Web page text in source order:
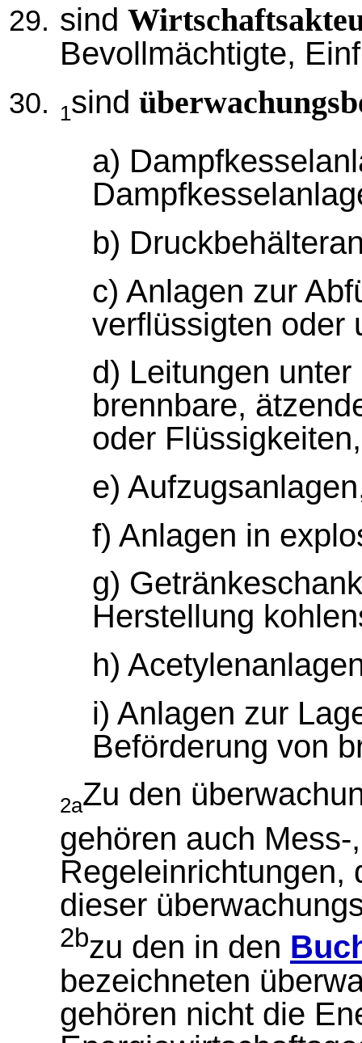
sind
Bevollmächtigte,
1sind
a)
b)
c) Anlagen zur
verflüssigten oder
d) Leitungen
brennbare,
oder Flüssigkeiten,
e)
f) Anlagen in
g)
Herstellung
h)
i) Anlagen zur
Beförderung von
2aZu den
gehören auch
Regeleinrichtungen,
dieser
2bzu den in den
bezeichneten
gehören nicht die